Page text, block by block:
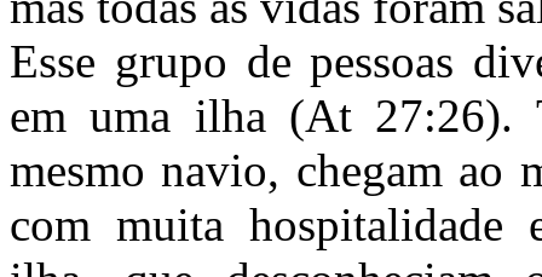
Esse grupo de pessoas
em uma ilha (At 27:26).
mesmo navio, chegam ao
com muita hospitalidade